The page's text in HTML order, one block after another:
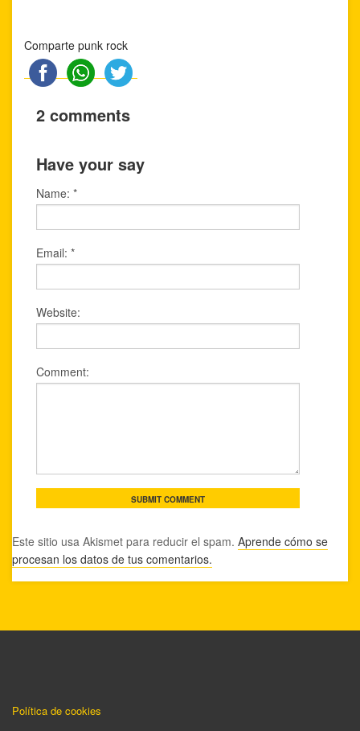
Comparte punk rock
2 comments
Have your say
Name: *
Email: *
Website:
Comment:
Este sitio usa Akismet para reducir el spam. Aprende cómo se
procesan los datos de tus comentarios.
Política de cookies